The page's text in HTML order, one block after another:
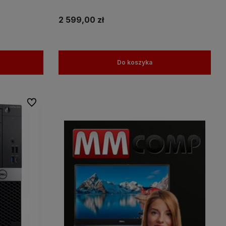
2 599,00 zł
Do koszyka
Do ulubionych